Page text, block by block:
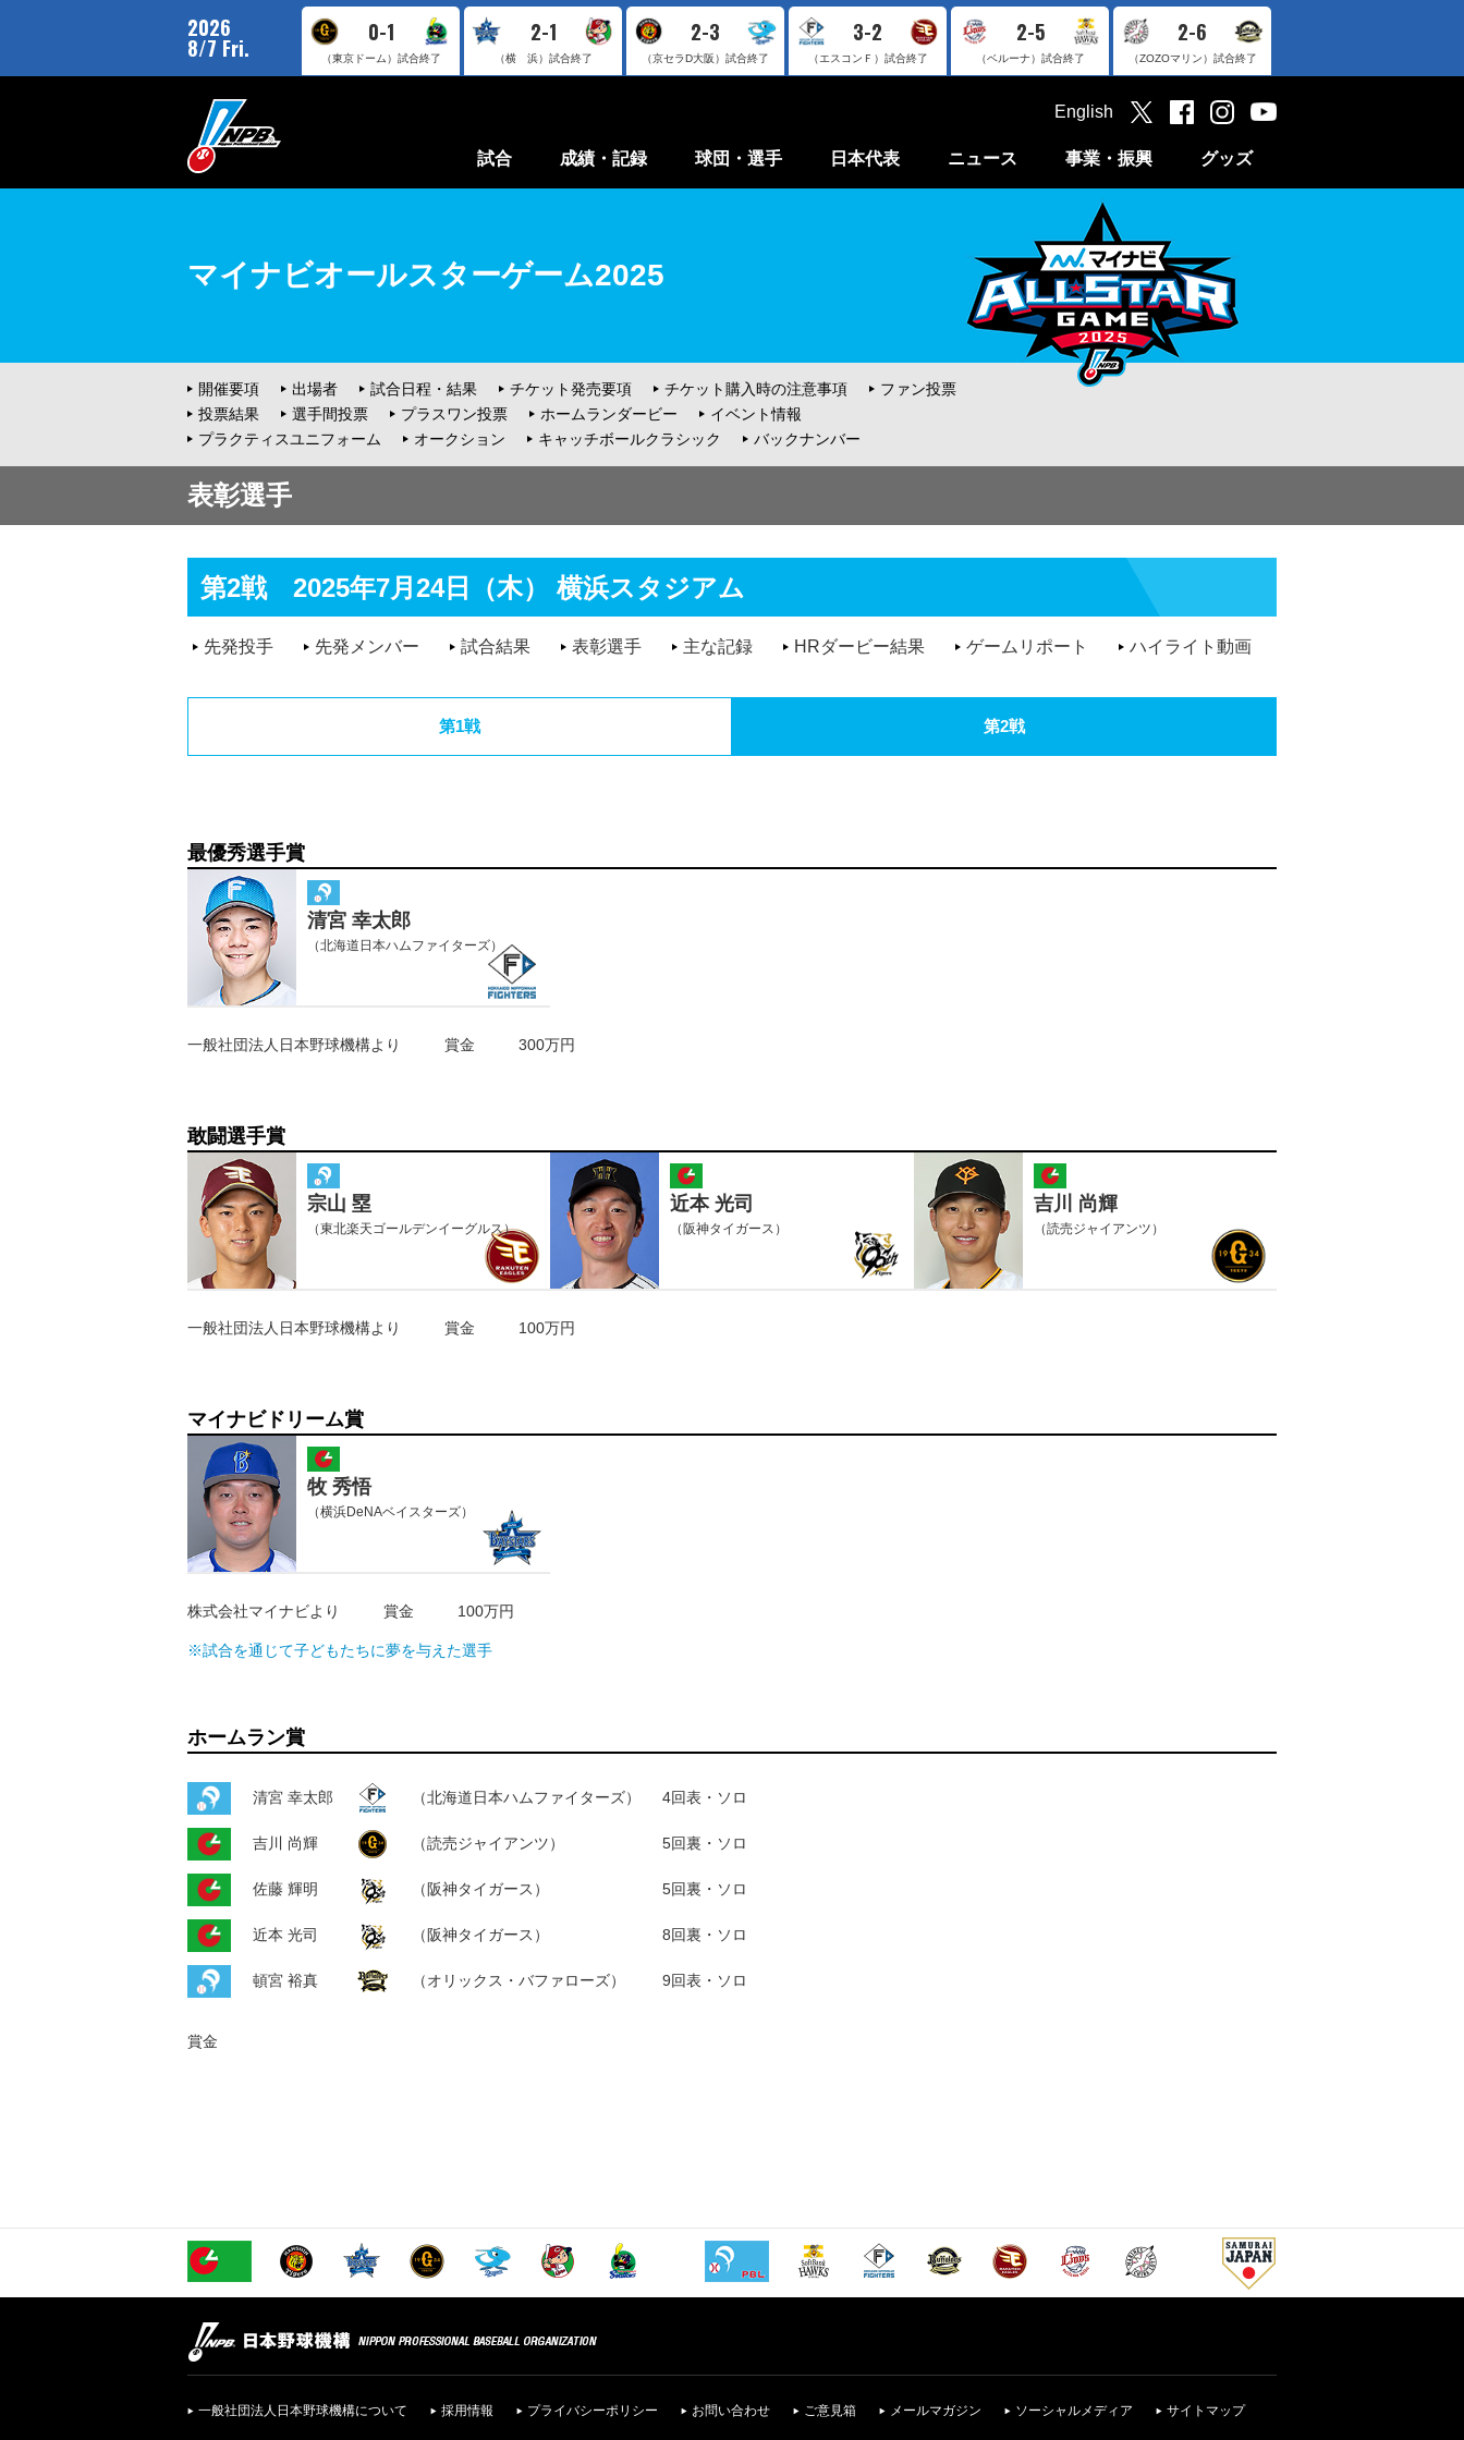
2026
8/7 Fri.
0-1
（東京ドーム） 試合終了
2-1
（横 浜） 試合終了
2-3
（京セラD大阪） 試合終了
3-2
（エスコンＦ） 試合終了
2-5
（ベルーナ） 試合終了
2-6
（ZOZOマリン） 試合終了
試合 成績・記録 球団・選手 日本代表 ニュース 事業・振興 グッズ
English
マイナビオールスターゲーム2025
開催要項 出場者 試合日程・結果 チケット発売要項 チケット購入時の注意事項
ファン投票
投票結果
選手間投票 プラスワン投票 ホームランダービー
イベント情報
プラクティスユニフォーム
オークション キャッチボールクラシック バックナンバー
表彰選手
第2戦 2025年7月24日（木） 横浜スタジアム
先発投手 先発メンバー 試合結果 表彰選手 主な記録 HRダービー結果 ゲームリポート ハイライト動画
第1戦 第2戦
最優秀選手賞
清宮 幸太郎
（北海道日本ハムファイターズ）
一般社団法人日本野球機構より 賞金 300万円
敢闘選手賞
宗山 塁
（東北楽天ゴールデンイーグルス）
近本 光司
（阪神タイガース）
吉川 尚輝
（読売ジャイアンツ）
一般社団法人日本野球機構より 賞金 100万円
マイナビドリーム賞
牧 秀悟
（横浜DeNAベイスターズ）
株式会社マイナビより 賞金 100万円
※試合を通じて子どもたちに夢を与えた選手
ホームラン賞
清宮 幸太郎 （北海道日本ハムファイターズ） 4回表・ソロ
吉川 尚輝 （読売ジャイアンツ） 5回裏・ソロ
佐藤 輝明 （阪神タイガース） 5回裏・ソロ
近本 光司 （阪神タイガース） 8回裏・ソロ
頓宮 裕真 （オリックス・バファローズ） 9回表・ソロ
賞金
一般社団法人日本野球機構について 採用情報 プライバシーポリシー お問い合わせ ご意見箱 メールマガジン ソーシャルメディア サイトマップ